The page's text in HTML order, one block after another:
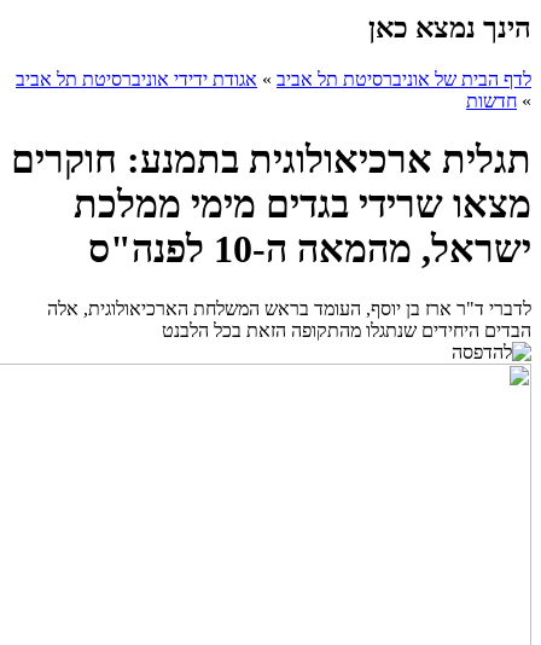
הינך נמצא כאן
לדף הבית של אוניברסיטת תל אביב » אגודת ידידי אוניברסיטת תל אביב
» חדשות
תגלית ארכיאולוגית בתמנע: חוקרים
מצאו שרידי בגדים מימי ממלכת
ישראל, מהמאה ה-10 לפנה"ס
לדברי ד"ר ארז בן יוסף, העומד בראש המשלחת הארכיאולוגית, אלה
הבדים היחידים שנתגלו מהתקופה הזאת בכל הלבנט